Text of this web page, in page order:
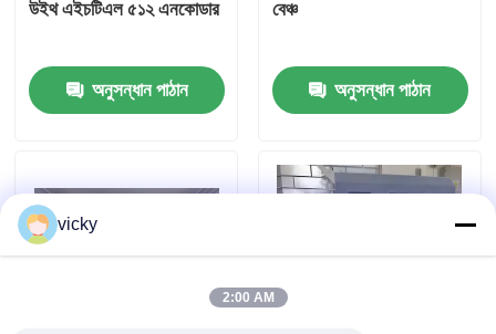
খবর
টর্ক ডায়নামিটার
উইথ এইচটিএল ৫১২ এনকোডার
অনুসন্ধান পাঠান
বেঞ্চ
অনুসন্ধান পাঠান
vicky
2:00 AM